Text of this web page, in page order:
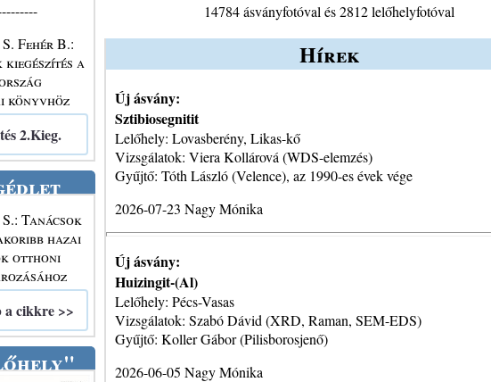
Fehér B.:
a
könyvhöz
2.Kieg.
Tanácsok
hazai
otthoni
a cikkre >>
14784 ásványfotóval és 2812 lelőhelyfotóval
Hírek
Új ásvány:
Sztibiosegnitit
Lelőhely: Lovasberény, Likas-kő
Vizsgálatok: Viera Kollárová (WDS-elemzés)
Gyűjtő: Tóth László (Velence), az 1990-es évek vége
2026-07-23 Nagy Mónika
Új ásvány:
Huizingit-(Al)
Lelőhely: Pécs-Vasas
Vizsgálatok: Szabó Dávid (XRD, Raman, SEM-EDS)
Gyűjtő: Koller Gábor (Pilisborosjenő)
2026-06-05 Nagy Mónika